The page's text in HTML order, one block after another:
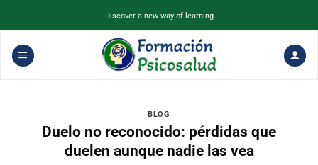
contenido
Discover a new way of learning
BLOG
Duelo no reconocido: pérdidas que
duelen aunque nadie las vea